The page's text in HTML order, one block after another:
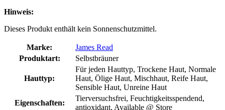
Hinweis:
Dieses Produkt enthält kein Sonnenschutzmittel.
Marke:
James Read
Produktart:
Selbstbräuner
Hauttyp:
Für jeden Hauttyp, Trockene Haut, Normale
Haut, Ölige Haut, Mischhaut, Reife Haut,
Sensible Haut, Unreine Haut
Eigenschaften:
Tierversuchsfrei, Feuchtigkeitsspendend,
antioxidant, Available @ Store